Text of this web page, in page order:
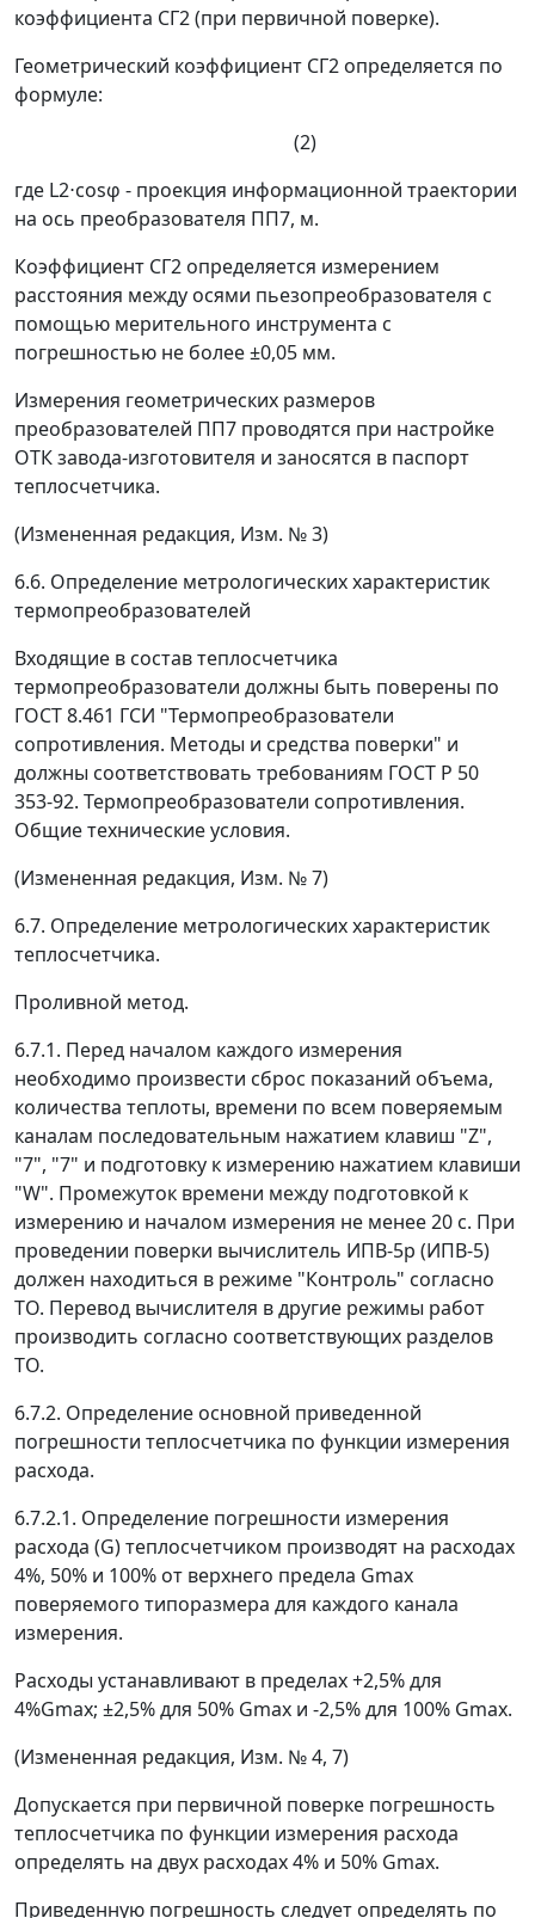
коэффициента СГ2 (при первичной поверке).
Геометрический коэффициент СГ2 определяется по
формуле:
(2)
где L2⋅cosφ - проекция информационной траектории
на ось преобразователя ПП7, м.
Коэффициент СГ2 определяется измерением
расстояния между осями пьезопреобразователя с
помощью мерительного инструмента с
погрешностью не более±0,05 мм.
Измерения геометрических размеров
преобразователей ПП7 проводятся при настройке
ОТК завода-изготовителя и заносятся в паспорт
теплосчетчика.
(Измененная редакция, Изм. № 3)
6.6. Определение метрологических характеристик
термопреобразователей
Входящие в состав теплосчетчика
термопреобразователи должны быть поверены по
ГОСТ 8.461 ГСИ "Термопреобразователи
сопротивления. Методы и средства поверки" и
должны соответствовать требованиям ГОСТ Р 50
353-92. Термопреобразователи сопротивления.
Общие технические условия.
(Измененная редакция, Изм. № 7)
6.7. Определение метрологических характеристик
теплосчетчика.
Проливной метод.
6.7.1. Перед началом каждого измерения
необходимо произвести сброс показаний объема,
количества теплоты, времени по всем поверяемым
каналам последовательным нажатием клавиш "Z",
"7", "7" и подготовку к измерению нажатием клавиши
"W". Промежуток времени между подготовкой к
измерению и началом измерения не менее 20 с. При
проведении поверки вычислитель ИПВ-5р (ИПВ-5)
должен находиться в режиме "Контроль" согласно
ТО. Перевод вычислителя в другие режимы работ
производить согласно соответствующих разделов
ТО.
6.7.2. Определение основной приведенной
погрешности теплосчетчика по функции измерения
расхода.
6.7.2.1. Определение погрешности измерения
расхода (G) теплосчетчиком производят на расходах
4%, 50% и 100% от верхнего предела Gmax
поверяемого типоразмера для каждого канала
измерения.
Расходы устанавливают в пределах +2,5% для
4%Gmax; ±2,5% для 50% Gmax и -2,5% для 100% Gmax.
(Измененная редакция, Изм. № 4, 7)
Допускается при первичной поверке погрешность
теплосчетчика по функции измерения расхода
определять на двух расходах 4% и 50% Gmax.
Приведенную погрешность следует определять по